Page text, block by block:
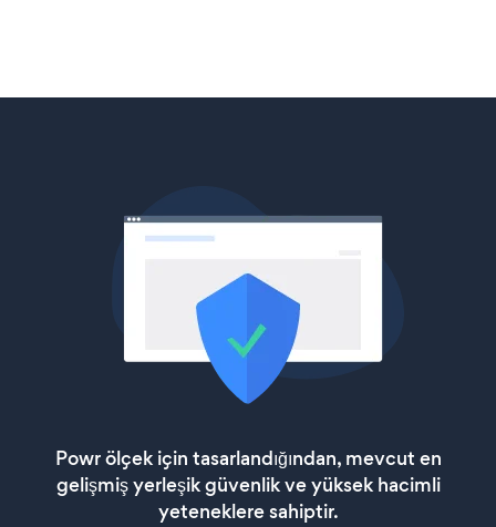
Powr ölçek için tasarlandığından, mevcut en
gelişmiş yerleşik güvenlik ve yüksek hacimli
yeteneklere sahiptir.